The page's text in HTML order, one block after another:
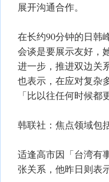
展开沟通合作。
在长约90分钟的日韩
会谈是要展示友好，
进一步，推进双边关
也表示，在应对复杂
「比以往任何时候都
韩联社：焦点领域包
适逢高市因「台湾有
张关系，他昨日则表